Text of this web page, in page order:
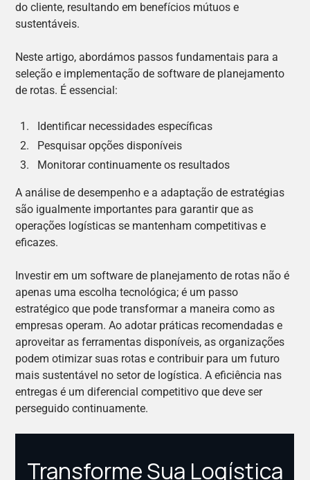
do cliente, resultando em benefícios mútuos e
sustentáveis.
Neste artigo, abordámos passos fundamentais para a
seleção e implementação de software de planejamento
de rotas. É essencial:
Identificar necessidades específicas
Pesquisar opções disponíveis
Monitorar continuamente os resultados
A análise de desempenho e a adaptação de estratégias
são igualmente importantes para garantir que as
operações logísticas se mantenham competitivas e
eficazes.
Investir em um software de planejamento de rotas não é
apenas uma escolha tecnológica; é um passo
estratégico que pode transformar a maneira como as
empresas operam. Ao adotar práticas recomendadas e
aproveitar as ferramentas disponíveis, as organizações
podem otimizar suas rotas e contribuir para um futuro
mais sustentável no setor de logística. A eficiência nas
entregas é um diferencial competitivo que deve ser
perseguido continuamente.